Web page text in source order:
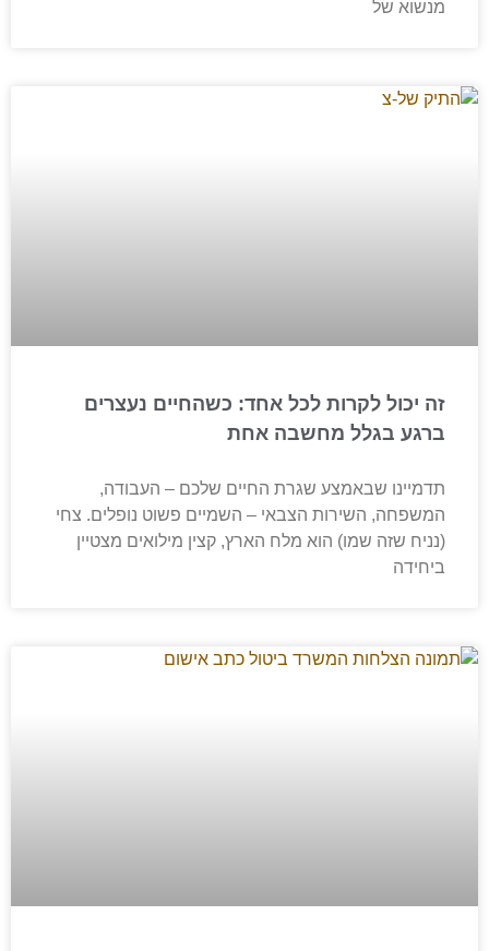
מנשוא של
זה יכול לקרות לכל אחד: כשהחיים נעצרים
ברגע בגלל מחשבה אחת
תדמיינו שבאמצע שגרת החיים שלכם – העבודה,
המשפחה, השירות הצבאי – השמיים פשוט נופלים. צחי
(נניח שזה שמו) הוא מלח הארץ, קצין מילואים מצטיין
ביחידה